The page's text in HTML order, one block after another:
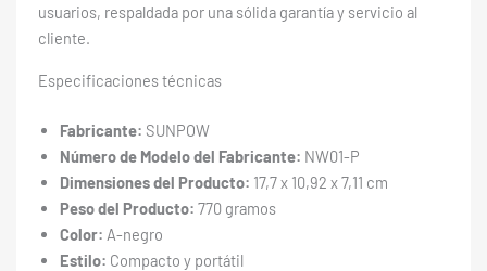
usuarios, respaldada por una sólida garantía y servicio al
cliente.
Especificaciones técnicas
Fabricante: SUNPOW
Número de Modelo del Fabricante: NW01-P
Dimensiones del Producto: 17,7 x 10,92 x 7,11 cm
Peso del Producto: 770 gramos
Color: A-negro
Estilo: Compacto y portátil